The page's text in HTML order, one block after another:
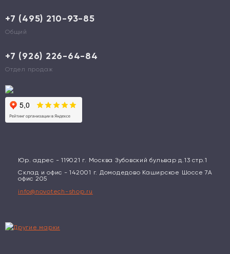
+7 (495) 210-93-85
Общий
+7 (926) 226-64-84
Отдел продаж
Юр. адрес - 119021 г. Москва Зубовский бульвар д.13 стр.1
Склад и офис - 142001 г. Домодедово Каширское Шоссе 7А
офис 205
info@novotech-shop.ru